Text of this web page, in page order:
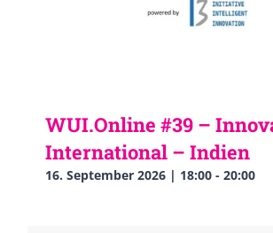
WUI.Online #39 –
International – Indien
16. September 2026 | 18:00 - 20:00